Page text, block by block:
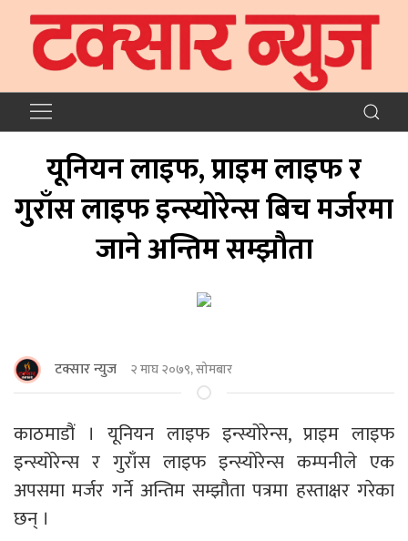
यूनियन लाइफ, प्राइम लाइफ र
गुराँस लाइफ इन्स्योरेन्स बिच मर्जरमा
जाने अन्तिम सम्झौता
टक्सार न्युज २ माघ २०७९, सोमबार
काठमाडौं । यूनियन लाइफ इन्स्योरेन्स, प्राइम लाइफ
इन्स्योरेन्स र गुराँस लाइफ इन्स्योरेन्स कम्पनीले एक
अपसमा मर्जर गर्ने अन्तिम सम्झौता पत्रमा हस्ताक्षर गरेका
छन् ।